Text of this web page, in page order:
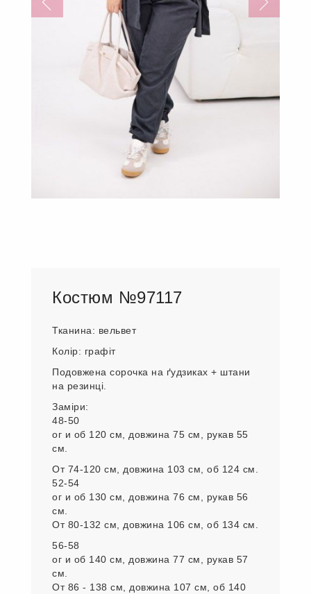
Костюм №97117
Тканина: вельвет
Колір: графіт
Подовжена сорочка на ґудзиках + штани
на резинці.
Заміри:
48-50
ог и об 120 см, довжина 75 см, рукав 55
см.
От 74-120 см, довжина 103 см, об 124 см.
52-54
ог и об 130 см, довжина 76 см, рукав 56
см.
От 80-132 см, довжина 106 см, об 134 см.
56-58
ог и об 140 см, довжина 77 см, рукав 57
см.
От 86 - 138 см, довжина 107 см, об 140